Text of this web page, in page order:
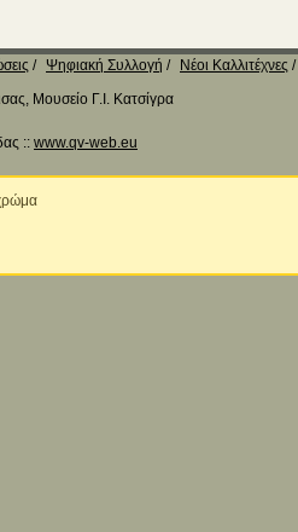
Ψηφιακή Συλλογή
Νέοι Καλλιτέχνες
Μουσείο Γ.Ι. Κατσίγρα
:: www.qv-web.eu